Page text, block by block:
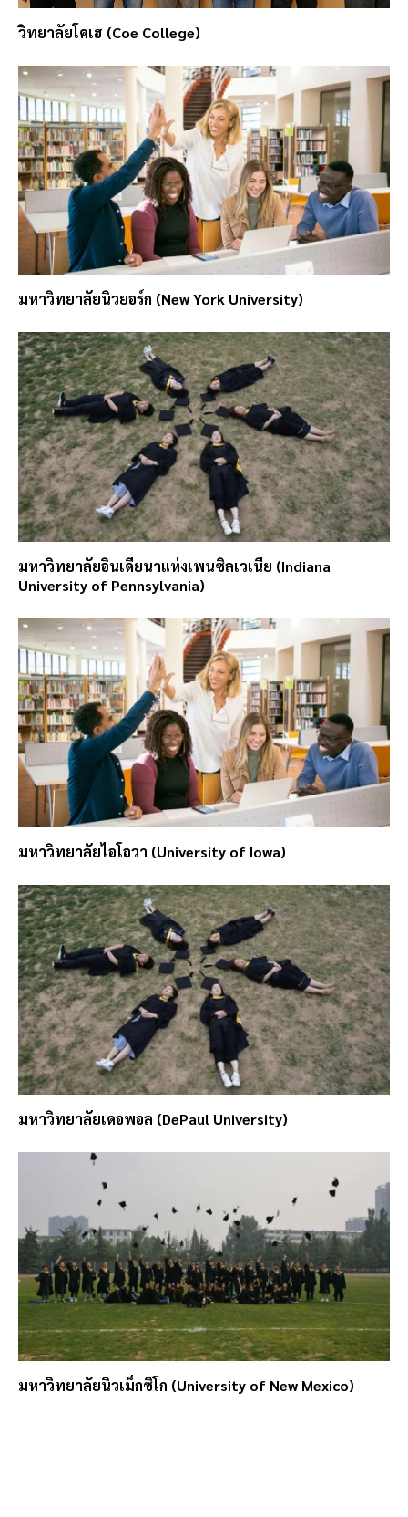
วิทยาลัยโคเฮ (Coe College)
มหาวิทยาลัยนิวยอร์ก (New York University)
มหาวิทยาลัยอินเดียนาแห่งเพนซิลเวเนีย (Indiana
University of Pennsylvania)
มหาวิทยาลัยไอโอวา (University of Iowa)
มหาวิทยาลัยเดอพอล (DePaul University)
มหาวิทยาลัยนิวเม็กซิโก (University of New Mexico)